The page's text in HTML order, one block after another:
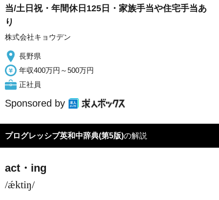
当/土日祝・年間休日125日・家族手当や住宅手当あ
り
株式会社キョウデン
長野県
年収400万円～500万円
正社員
Sponsored by
プログレッシブ英和中辞典(第5版)の解説
act・ing
/ǽktiŋ/